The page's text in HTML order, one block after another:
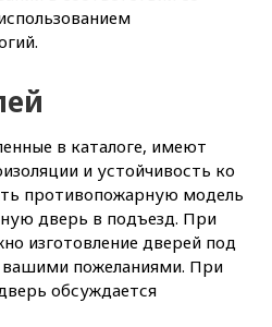
в каталоге, имеют
и устойчивость ко
противопожарную модель
дверь в подъезд. При
изготовление дверей под
вашими пожеланиями. При
обсуждается